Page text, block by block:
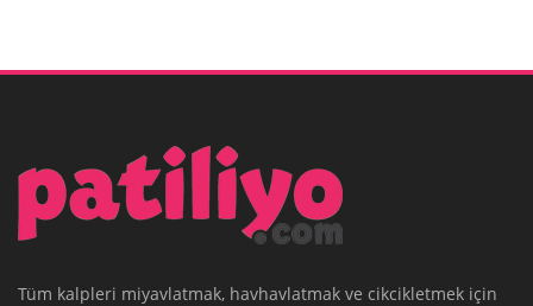
Tüm kalpleri miyavlatmak, havhavlatmak ve cikcikletmek için